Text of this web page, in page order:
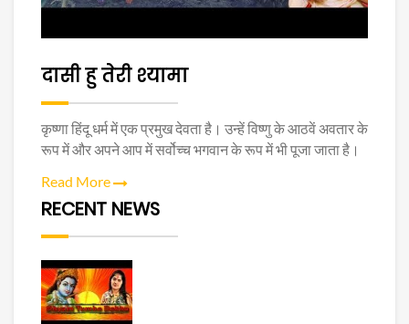
दासी हु तेरी श्यामा
कृष्णा हिंदू धर्म में एक प्रमुख देवता है। उन्हें विष्णु के आठवें अवतार के
रूप में और अपने आप में सर्वोच्च भगवान के रूप में भी पूजा जाता है।
Read More
RECENT NEWS